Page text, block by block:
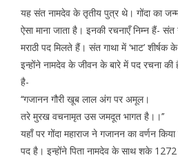
यह संत नामदेव के तृतीय पुत्र थे। गोंदा का
ऐसा माना जाता है। इनकी रचनाएँ निम्न हैं- संत
मराठी पद मिलते हैं। संत गाथा में ‘भाट’
इन्होंने नामदेव के जीवन के बारे में पद रचना की
है-
‘‘गजानन गौरी खूब लाल अंग पर अमूल।
तरे मुरख वचनामृत उस जमदूत भागत है।।’’
यहाँ पर गोंदा महाराज ने गजानन का वर्णन
पद है। इन्होंने पिता नामदेव के साथ शके